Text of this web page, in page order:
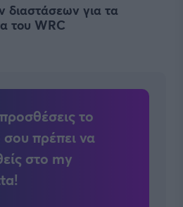
διαστάσεων για τα
του WRC
το
σου πρέπει να
στο my